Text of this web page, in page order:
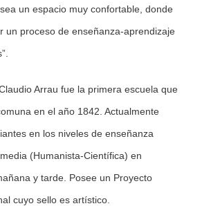
un espacio muy confortable, donde
un proceso de enseñanza-aprendizaje
Arrau fue la primera escuela que
en el año 1842. Actualmente
en los niveles de enseñanza
(Humanista-Científica) en
y tarde. Posee un Proyecto
cuyo sello es artístico.